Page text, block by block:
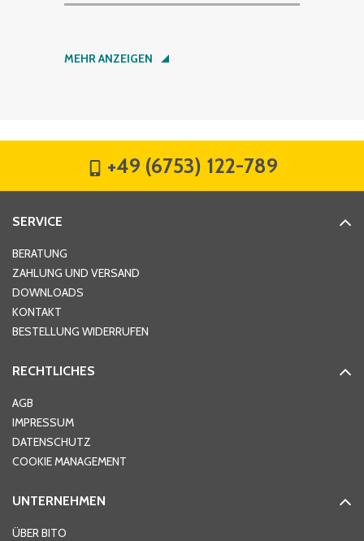
Nachname*
Hausnummer
Ort*
Telefon
MEHR ANZEIGEN
+49 (6753) 122-789
SERVICE
BERATUNG
ZAHLUNG UND VERSAND
DOWNLOADS
KONTAKT
BESTELLUNG WIDERRUFEN
RECHTLICHES
AGB
IMPRESSUM
DATENSCHUTZ
COOKIE MANAGEMENT
UNTERNEHMEN
ÜBER BITO